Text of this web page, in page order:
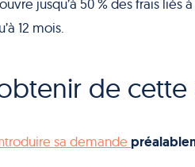
jusqu’à 50 % des frais liés
12 mois.
de cette
sa demande